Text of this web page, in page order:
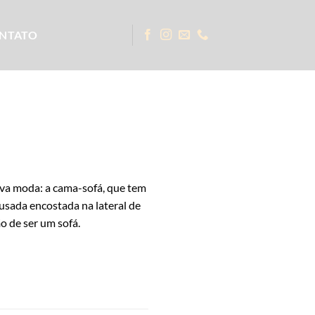
moda: a cama-sofá, que tem
encostada na lateral de
de ser um sofá.